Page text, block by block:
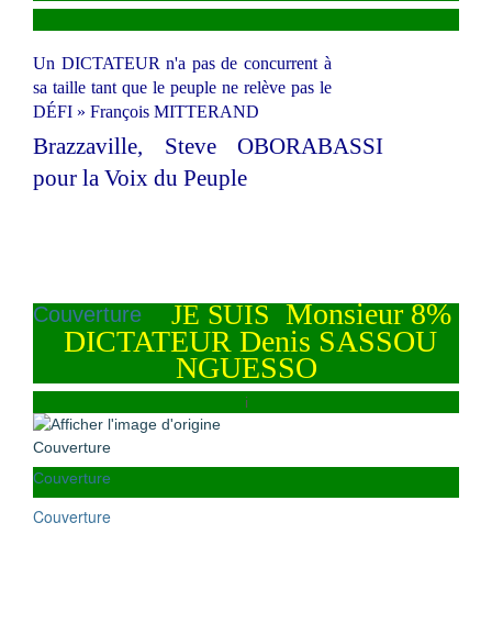
Un DICTATEUR n'a pas de concurrent à
sa taille tant que le peuple ne relève pas le
DÉFI » François MITTERAND
Brazzaville, Steve OBORABASSI
pour la Voix du Peuple
JE SUIS
Couverture
Monsieur 8%
DICTATEUR Denis SASSOU
NGUESSO
i
Couverture
Couverture
Couverture